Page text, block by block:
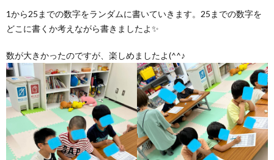
1から25までの数字をランダムに書いていきます。25までの数字を
どこに書くか考えながら書きましたよ✨
数が大きかったのですが、楽しめましたよ(^^♪